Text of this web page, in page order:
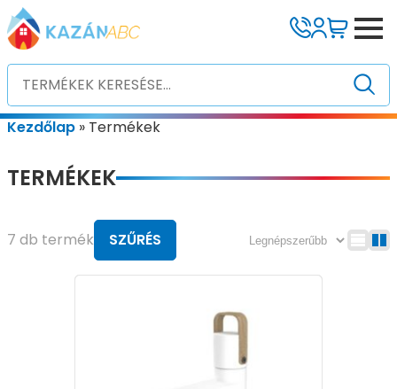
Kezdőlap » Termékek
TERMÉKEK
7 db termék SZŰRÉS